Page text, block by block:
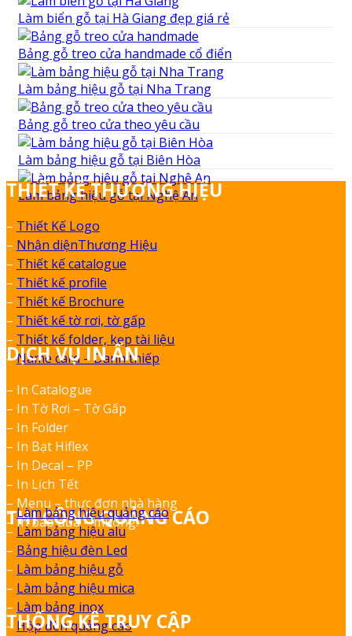
Làm biển gỗ tại Hà Giang đẹp giá rẻ
Bảng gỗ treo cửa handmade cổ điển
Làm bảng hiệu gỗ tại Nha Trang
Bảng gỗ treo cửa theo yêu cầu
Làm bảng hiệu gỗ tại Biên Hòa
Làm bảng hiệu gỗ tại Nghệ An
THIẾT KẾ THƯƠNG HIỆU
– Thiết Kế Logo
– Nhận diệnThương Hiệu
– Thiết kế catalogue
– Thiết kế profile
– Thiết kế Brochure
– Thiết kế tờ rơi, tờ gấp
– Thiết kế folder, kẹp tài liệu
–Name card – Danh thiếp
DỊCH VỤ IN ẤN
– In Catalogue
– In Tờ Rơi – Tờ Gấp
– In Folder
– In Bạt Hiflex
– In Decal – PP
– In Lịch Tết
– Menu – thực đơn nhà hàng
– In bao đũa – muỗng.
THI CÔNG QUẢNG CÁO
–Làm bảng hiệu quảng cáo
– Làm bảng hiệu alu
– Bảng hiệu đèn Led
– Làm bảng hiệu gỗ
– Làm bảng hiệu mica
– Làm bảng inox
– Hộp đèn quảng cáo
THỐNG KÊ TRUY CẬP